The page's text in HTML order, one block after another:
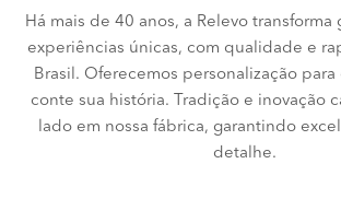
Há mais de 40 anos, a Relevo transforma
experiências únicas, com qualidade e
Brasil. Oferecemos personalização
conte sua história. Tradição e inovação
lado em nossa fábrica, garantindo
detalhe.